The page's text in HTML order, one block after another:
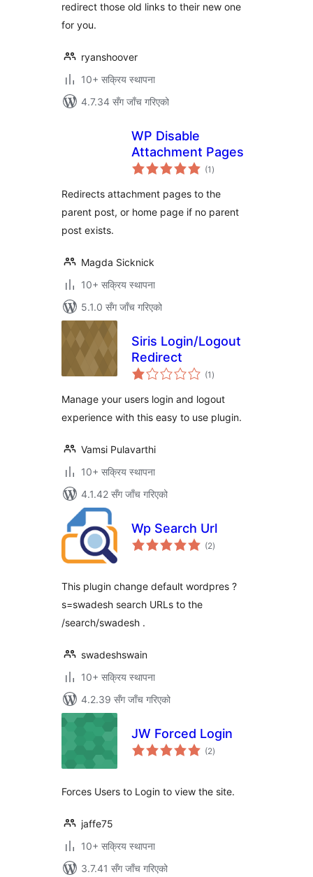
redirect those old links to their new one
for you.
ryanshoover
10+ सक्रिय स्थापना
4.7.34 सँग जाँच गरिएको
WP Disable
Attachment Pages
(1 कुल
रेटिङ्गहरू
)
Redirects attachment pages to the
parent post, or home page if no parent
post exists.
Magda Sicknick
10+ सक्रिय स्थापना
5.1.0 सँग जाँच गरिएको
Siris Login/Logout
Redirect
(1 कुल
रेटिङ्गहरू
)
Manage your users login and logout
experience with this easy to use plugin.
Vamsi Pulavarthi
10+ सक्रिय स्थापना
4.1.42 सँग जाँच गरिएको
Wp Search Url
(2कुल
रेटिङ्गहरू
)
This plugin change default wordpres ?
s=swadesh search URLs to the
/search/swadesh .
swadeshswain
10+ सक्रिय स्थापना
4.2.39 सँग जाँच गरिएको
JW Forced Login
(2कुल
रेटिङ्गहरू
)
Forces Users to Login to view the site.
jaffe75
10+ सक्रिय स्थापना
3.7.41 सँग जाँच गरिएको